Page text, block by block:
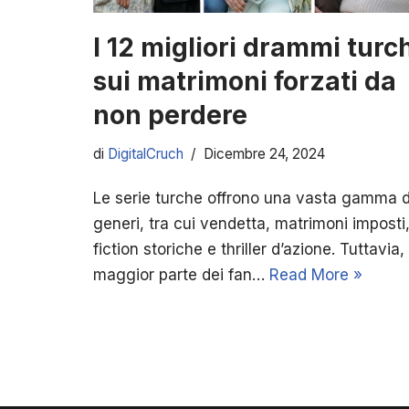
I 12 migliori drammi
sui matrimoni forzati da
non perdere
di DigitalCruch Dicembre 24, 2024
Le serie turche offrono una vasta gamma
generi, tra cui vendetta, matrimoni imposti,
fiction storiche e thriller d’azione. Tuttavia,
maggior parte dei fan… Read More »